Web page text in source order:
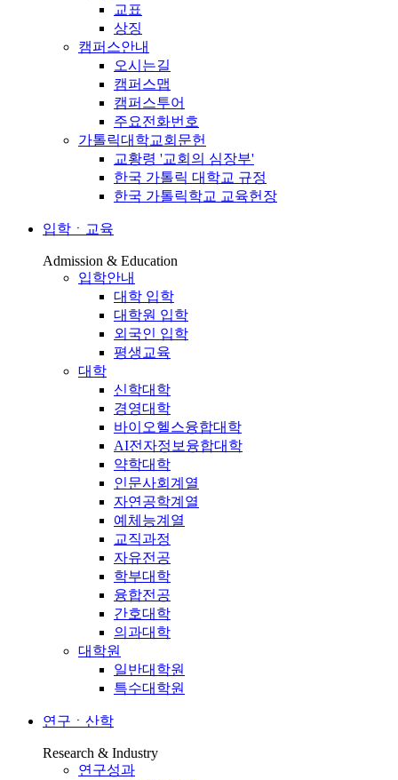
교표
상징
캠퍼스안내
오시는길
캠퍼스맵
캠퍼스투어
주요전화번호
가톨릭대학교회문헌
교황령 '교회의 심장부'
한국 가톨릭 대학교 규정
한국 가톨릭학교 교육헌장
입학ㆍ교육
Admission & Education
입학안내
대학 입학
대학원 입학
외국인 입학
평생교육
대학
신학대학
경영대학
바이오헬스융합대학
AI전자정보융합대학
약학대학
인문사회계열
자연공학계열
예체능계열
교직과정
자유전공
학부대학
융합전공
간호대학
의과대학
대학원
일반대학원
특수대학원
연구ㆍ산학
Research & Industry
연구성과